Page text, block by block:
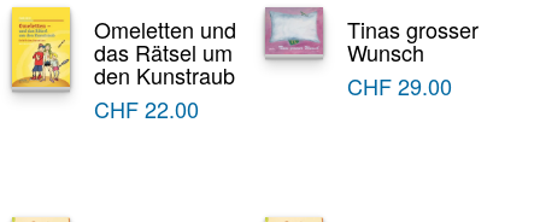
Omeletten und
das Rätsel um
den Kunstraub
CHF22.00
Tinas grosser
Wunsch
CHF29.00